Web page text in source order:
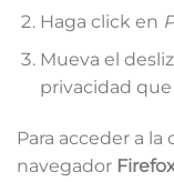
Haga click en
Mueva el
privacidad que
Para acceder a
navegador